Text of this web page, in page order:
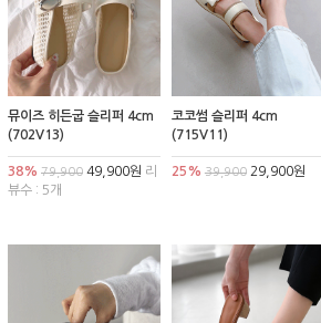
뮤이즈 히든굽 슬리퍼 4cm
(702V13)
38% 79,900 49,900원 리
뷰수 : 5개
코코썸 슬리퍼 4cm
(715V11)
25% 39,90029,900원